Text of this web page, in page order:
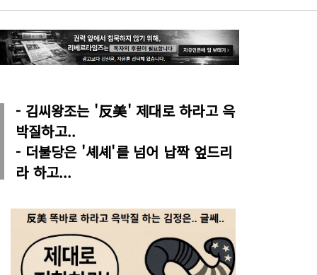
- 김씨왕조는 '反美' 제대로 하라고 윽
박질하고..
- 더불당은 '셰셰'를 넘어 납짝 엎드리
라 하고...